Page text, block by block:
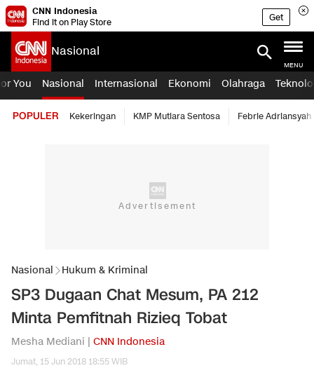
CNN Indonesia
Find it on Play Store
Get
Nasional
MENU
You Nasional Internasional Ekonomi Olahraga
POPULER Kekeringan KMP Mutiara Sentosa Febrie Adriansyah
Nasional Hukum & Kriminal
SP3 Dugaan Chat Mesum, PA 212
Minta Pemfitnah Rizieq Tobat
Mesha Mediani | CNN Indonesia
Jumat, 15 Jun 2018 18:55 WIB